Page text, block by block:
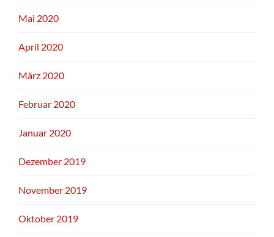
Mai 2020
April 2020
März 2020
Februar 2020
Januar 2020
Dezember 2019
November 2019
Oktober 2019